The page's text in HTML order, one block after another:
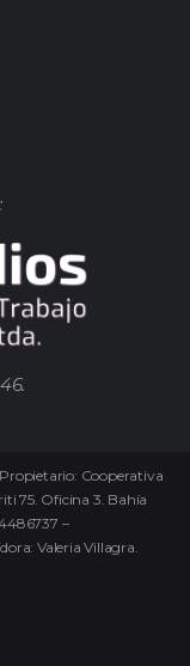
Cooperativa
75. Oficina 3. Bahía
–
Valeria Villagra.